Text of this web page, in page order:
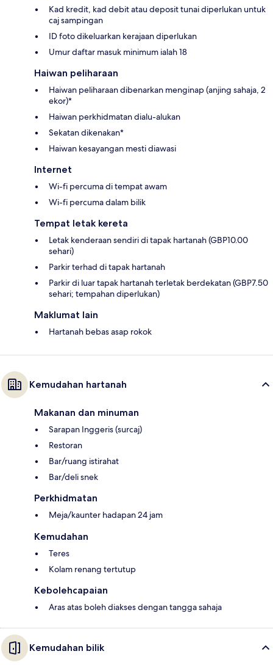
Kad kredit, kad debit atau deposit tunai diperlukan untuk
caj sampingan
ID foto dikeluarkan kerajaan diperlukan
Umur daftar masuk minimum ialah 18
Haiwan peliharaan
Haiwan peliharaan dibenarkan menginap (anjing sahaja, 2
ekor)*
Haiwan perkhidmatan dialu-alukan
Sekatan dikenakan*
Haiwan kesayangan mesti diawasi
Internet
Wi-fi percuma di tempat awam
Wi-fi percuma dalam bilik
Tempat letak kereta
Letak kenderaan sendiri di tapak hartanah (GBP10.00
sehari)
Parkir terhad di tapak hartanah
Parkir di luar tapak hartanah terletak berdekatan (GBP7.50
sehari; tempahan diperlukan)
Maklumat lain
Hartanah bebas asap rokok
Kemudahan hartanah
Makanan dan minuman
Sarapan Inggeris (surcaj)
Restoran
Bar/ruang istirahat
Bar/deli snek
Perkhidmatan
Meja/kaunter hadapan 24 jam
Kemudahan
Teres
Kolam renang tertutup
Kebolehcapaian
Aras atas boleh diakses dengan tangga sahaja
Kemudahan bilik